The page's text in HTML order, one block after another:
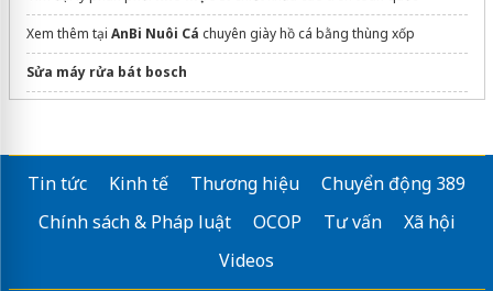
Xem thêm tại AnBi Nuôi Cá chuyên giày hồ cá bằng thùng xốp
Sửa máy rửa bát bosch
Tin tức Kinh tế Thương hiệu
Chuyển động 389
Chính sách & Pháp luật
OCOP Tư vấn
Xã hội
Videos